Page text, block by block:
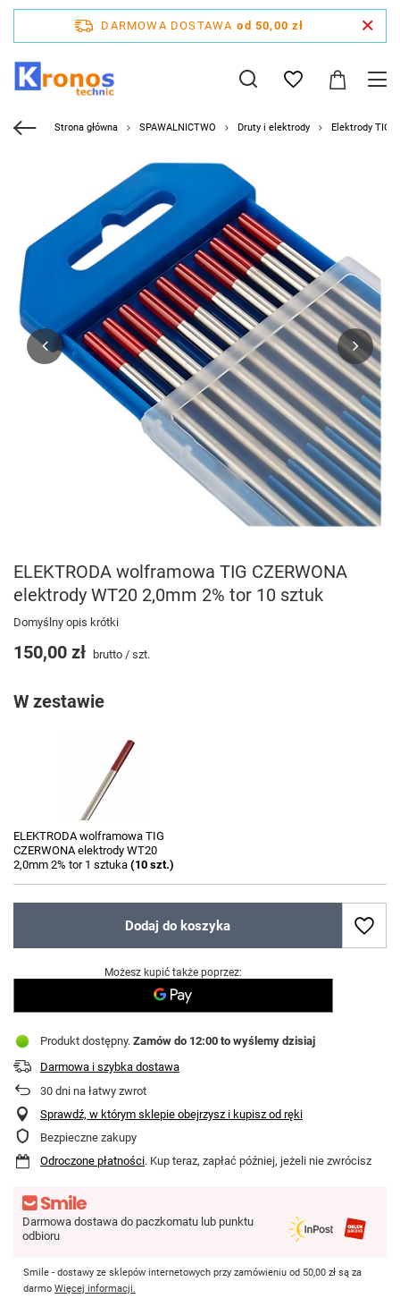
DARMOWA DOSTAWA od 50,00 zł
Strona główna SPAWALNICTWO Druty i elektrody Elektrody TIG
ELEKTRODA wolframowa TIG CZERWONA
elektrody WT20 2,0mm 2% tor 10 sztuk
Domyślny opis krótki
W zestawie
ELEKTRODA wolframowa TIG
CZERWONA elektrody WT20
2,0mm 2% tor 1 sztuka (10 szt.)
150,00 zł brutto / szt.
Dodaj do koszyka
Możesz kupić także poprzez:
Produkt dostępny Zamów do 12:00 to wyślemy dzisiaj
Darmowa i szybka dostawa
30 dni na łatwy zwrot
Sprawdź, w którym sklepie obejrzysz i kupisz od ręki
Bezpieczne zakupy
Odroczone płatności. Kup teraz, zapłać później, jeżeli nie zwrócisz
Darmowa dostawa do paczkomatu lub punktu
odbioru
Smile - dostawy ze sklepów internetowych przy zamówieniu od 50,00 zł są za
darmo Więcej informacji.